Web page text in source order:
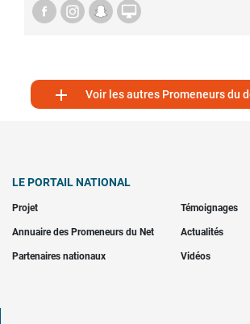

 Voir les autres Promeneurs du
LE PORTAIL NATIONAL
Projet Témoignages
Annuaire des Promeneurs du Net Actualités
Partenaires nationaux Vidéos